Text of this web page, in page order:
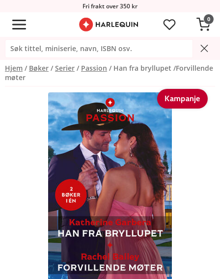
Fri frakt over 350 kr
0
Hjem Bøker Serier Passion
Han fra bryllupet /Forvillende
møter
Kampanje